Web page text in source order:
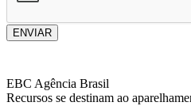
ENVIAR
EBC Agência Brasil
Recursos se destinam ao